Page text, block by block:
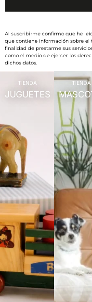
Al suscribirme confirmo que he
que contiene información sobre el
finalidad de prestarme sus
como el medio de ejercer los
dichos datos.
TIENDA
JUGUETES
TIENDA